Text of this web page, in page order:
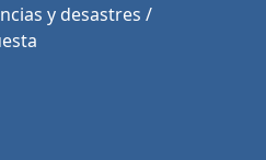
y desastres /